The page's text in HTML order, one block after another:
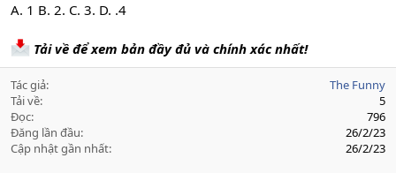
A. 1 B. 2. C. 3. D. .4
Tải về để xem bản đầy đủ và chính xác nhất!
Tác giả
The Funny
Tải về
5
Đọc
796
Đăng lần đầu
26/2/23
Cập nhật gần nhất
26/2/23